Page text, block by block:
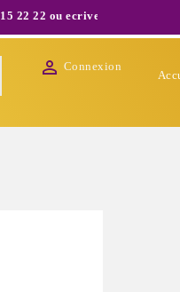
ecrivez nous à
 Connexion